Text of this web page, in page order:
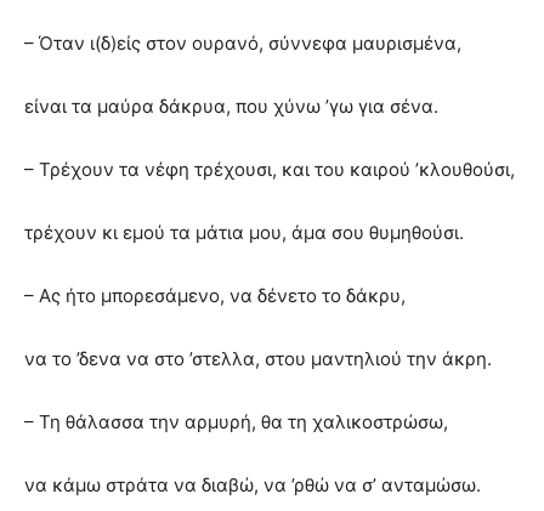
– Όταν ι(δ)είς στον ουρανό, σύννεφα μαυρισμένα,
είναι τα μαύρα δάκρυα, που χύνω ’γω για σένα.
– Τρέχουν τα νέφη τρέχουσι, και του καιρού ’κλουθούσι,
τρέχουν κι εμού τα μάτια μου, άμα σου θυμηθούσι.
– Ας ήτο μπορεσάμενο, να δένετο το δάκρυ,
να το ’δενα να στο ’στελλα, στου μαντηλιού την άκρη.
– Τη θάλασσα την αρμυρή, θα τη χαλικοστρώσω,
να κάμω στράτα να διαβώ, να ’ρθώ να σ’ ανταμώσω.